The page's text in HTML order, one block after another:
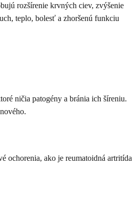
rozšírenie krvných ciev, zvýšenie
teplo, bolesť a zhoršenú funkciu
ničia patogény a bránia ich šíreniu.
ochorenia, ako je reumatoidná artritída